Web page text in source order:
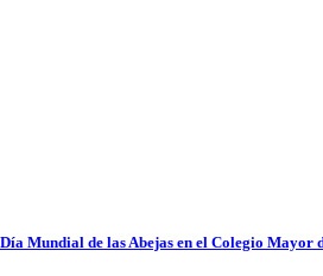
Mundial de las Abejas en el Colegio Mayor